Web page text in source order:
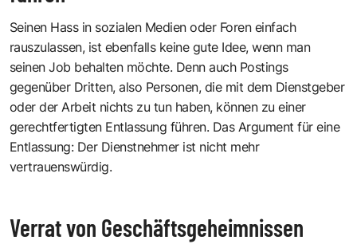
Seinen Hass in sozialen Medien oder Foren einfach
rauszulassen, ist ebenfalls keine gute Idee, wenn man
seinen Job behalten möchte. Denn auch Postings
gegenüber Dritten, also Personen, die mit dem Dienstgeber
oder der Arbeit nichts zu tun haben, können zu einer
gerechtfertigten Entlassung führen. Das Argument für eine
Entlassung: Der Dienstnehmer ist nicht mehr
vertrauenswürdig.
Verrat von Geschäftsgeheimnissen